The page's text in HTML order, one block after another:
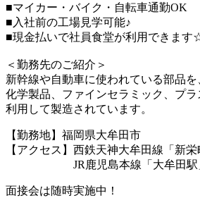
■マイカー・バイク・自転車通勤OK
■入社前の工場見学可能♪
■現金払いで社員食堂が利用できます
＜勤務先のご紹介＞
新幹線や自動車に使われている部品を
化学製品、ファインセラミック、プラ
利用して製造されています。
【勤務地】福岡県大牟田市
【アクセス】西鉄天神大牟田線「新
JR鹿児島本線「大牟田駅」
面接会は随時実施中！